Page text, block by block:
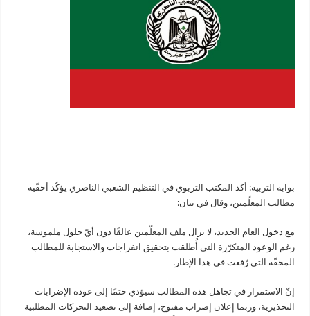
بوابة التربية: أكد المكتب التربوي في التنظيم الشعبي الناصري يؤكّد أحقّية
مطالب المعلّمين، وقال في بيان:
مع دخول العام الجديد، لا يزال ملف المعلّمين عالقًا دون أيّ حلول ملموسة،
رغم الوعود المتكرّرة التي أُطلقت بتحقيق انفراجات والاستجابة للمطالب
المحقّة التي رُفعت في هذا الإطار.
إنّ الاستمرار في تجاهل هذه المطالب سيؤدي حتمًا إلى عودة الإضرابات
التحذيرية، وربما إعلان إضراب مفتوح، إضافة إلى تصعيد التحركات المطلبية